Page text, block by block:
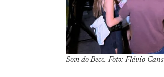
Som do Beco. Foto: Flávio